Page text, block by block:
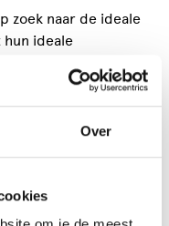
Over
zoek naar de ideale
hun ideale
verschillende
en
uiteindelijk tot een